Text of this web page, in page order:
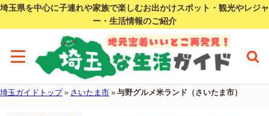
埼玉県を中心に子連れや家族で楽しむお出かけスポット・観光やレジャ
ー・生活情報のご紹介
埼玉ガイドトップ» さいたま市 » 与野グルメ米ランド（さいたま市）